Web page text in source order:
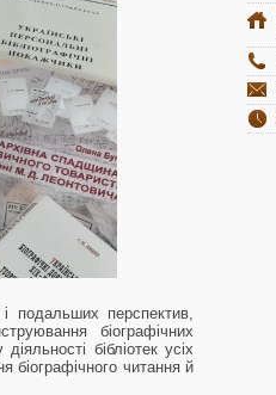
подальших перспектив,
біографічних
бібліотек усіх
біографічного читання й